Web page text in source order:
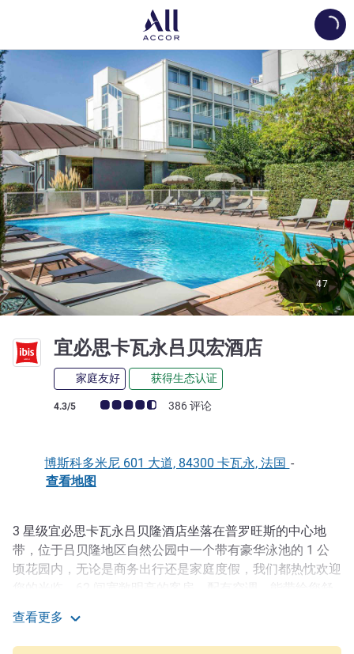
宜必思卡瓦永吕贝宏酒店
家庭友好 获得生态认证
客户意见评级 (ALL 评级)
4.3/5 386 评论
47
博斯科多米尼 601 大道, 84300 卡瓦永, 法国 -
查看地图
描述
3 星级宜必思卡瓦永吕贝隆酒店坐落在普罗旺斯的中心地
带，位于吕贝隆地区自然公园中一个带有豪华泳池的 1 公
顷花园内，无论是商务出行还是家庭度假，我们都热忱欢迎
美丽遮阳露台的 Jeanette 餐厅，享用地道传统美食。免费
的封闭式停车场设有电动汽车充电桩。
查看更多